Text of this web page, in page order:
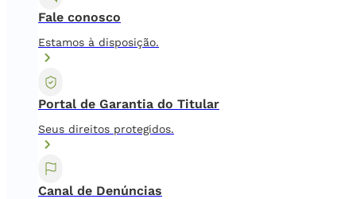
Fale conosco
Estamos à disposição.
Portal de Garantia do Titular
Seus direitos protegidos.
Canal de Denúncias